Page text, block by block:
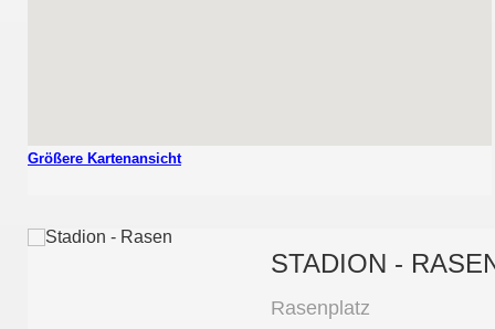
Größere Kartenansicht
STADION -
Rasenplatz